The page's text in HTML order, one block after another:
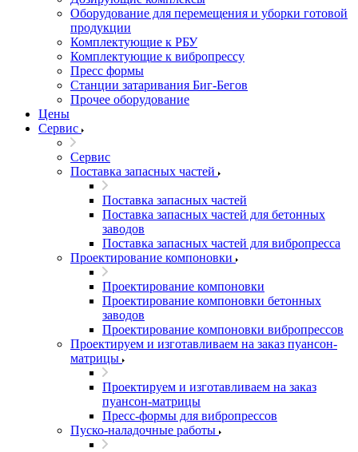
Оборудование для перемещения и уборки готовой
продукции
Комплектующие к РБУ
Комплектующие к вибропрессу
Пресс формы
Станции затаривания Биг-Бегов
Прочее оборудование
Цены
Сервис
Сервис
Поставка запасных частей
Поставка запасных частей
Поставка запасных частей для бетонных
заводов
Поставка запасных частей для вибропресса
Проектирование компоновки
Проектирование компоновки
Проектирование компоновки бетонных
заводов
Проектирование компоновки вибропрессов
Проектируем и изготавливаем на заказ пуансон-
матрицы
Проектируем и изготавливаем на заказ
пуансон-матрицы
Пресс-формы для вибропрессов
Пуско-наладочные работы